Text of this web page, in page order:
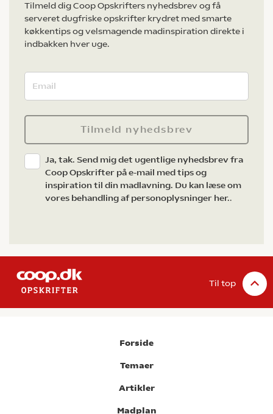
Tilmeld dig Coop Opskrifters nyhedsbrev og få
serveret dugfriske opskrifter krydret med smarte
køkkentips og velsmagende madinspiration direkte i
indbakken hver uge.
Tilmeld nyhedsbrev
Ja, tak. Send mig det ugentlige nyhedsbrev fra
Coop Opskrifter på e-mail med tips og
inspiration til din madlavning. Du kan læse om
vores behandling af personoplysninger her..
Til top
Forside
Temaer
Artikler
Madplan